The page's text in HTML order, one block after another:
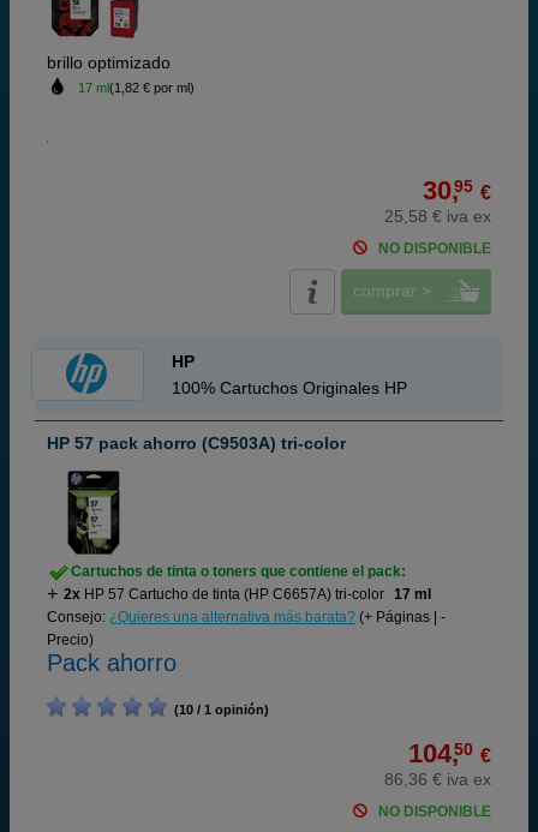
brillo optimizado
17 ml(1,82 € por ml)
30,95 €
25,58 € iva ex
NO DISPONIBLE
comprar >
HP
100% Cartuchos Originales HP
HP 57 pack ahorro (C9503A) tri-color
Cartuchos de tinta o toners que contiene el pack:
2x HP 57 Cartucho de tinta (HP C6657A) tri-color 17 ml
Consejo: ¿Quieres una alternativa más barata? (+ Páginas | -
Precio)
Pack ahorro
(10 / 1 opinión)
104,50 €
86,36 € iva ex
NO DISPONIBLE